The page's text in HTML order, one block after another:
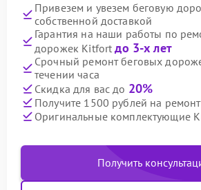
Привезем и увезем беговую
собственной доставкой
Гарантия на наши работы по
дорожек Kitfortдо 3-х лет
Срочный ремонт беговых
течении часа
Скидка для вас до 20%
Получите 1500 рублей на ремонт
Оригинальные комплектующие
Получить